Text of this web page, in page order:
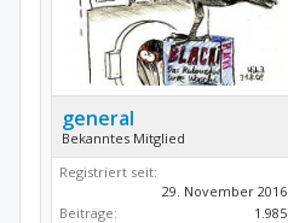
general
Bekanntes Mitglied
Registriert seit:
29. November 2016
Beiträge:
1.985